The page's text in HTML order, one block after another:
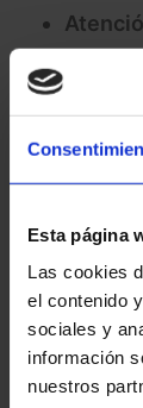
Esta página
Las cookies
el contenido
sociales y
información
nuestros